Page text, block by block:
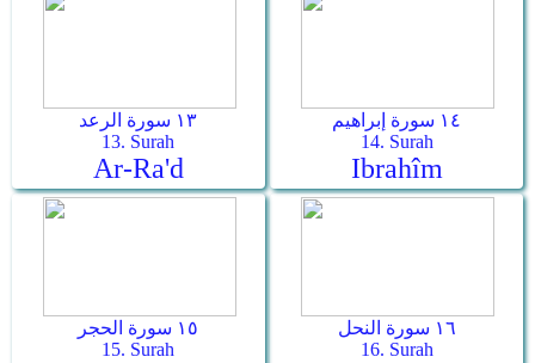
١٣ سورة الرعد
13. Surah
Ar-Ra'd
١٤ سورة إبراهيم
14. Surah
Ibrahîm
١٥ سورة الحجر
15. Surah
١٦ سورة النحل
16. Surah